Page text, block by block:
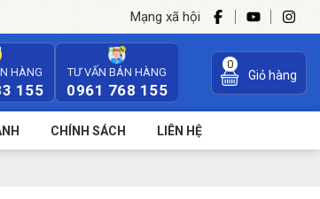
Mạng xã hội
HÀNG
155
TƯ VẤN BÁN HÀNG
0961 768 155
0
Giỏ hàng
CHÍNH SÁCH LIÊN HỆ